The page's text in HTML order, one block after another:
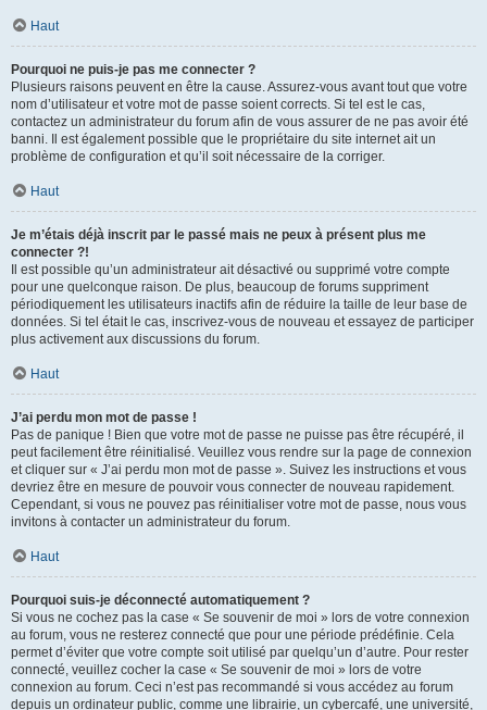
Haut
Pourquoi ne puis-je pas me connecter ?
Plusieurs raisons peuvent en être la cause. Assurez-vous avant tout que votre
nom d’utilisateur et votre mot de passe soient corrects. Si tel est le cas,
contactez un administrateur du forum afin de vous assurer de ne pas avoir été
banni. Il est également possible que le propriétaire du site internet ait un
problème de configuration et qu’il soit nécessaire de la corriger.
Haut
Je m’étais déjà inscrit par le passé mais ne peux à présent plus me
connecter ?!
Il est possible qu’un administrateur ait désactivé ou supprimé votre compte
pour une quelconque raison. De plus, beaucoup de forums suppriment
périodiquement les utilisateurs inactifs afin de réduire la taille de leur base de
données. Si tel était le cas, inscrivez-vous de nouveau et essayez de participer
plus activement aux discussions du forum.
Haut
J’ai perdu mon mot de passe !
Pas de panique ! Bien que votre mot de passe ne puisse pas être récupéré, il
peut facilement être réinitialisé. Veuillez vous rendre sur la page de connexion
et cliquer sur « J’ai perdu mon mot de passe ». Suivez les instructions et vous
devriez être en mesure de pouvoir vous connecter de nouveau rapidement.
Cependant, si vous ne pouvez pas réinitialiser votre mot de passe, nous vous
invitons à contacter un administrateur du forum.
Haut
Pourquoi suis-je déconnecté automatiquement ?
Si vous ne cochez pas la case « Se souvenir de moi » lors de votre connexion
au forum, vous ne resterez connecté que pour une période prédéfinie. Cela
permet d’éviter que votre compte soit utilisé par quelqu’un d’autre. Pour rester
connecté, veuillez cocher la case « Se souvenir de moi » lors de votre
connexion au forum. Ceci n’est pas recommandé si vous accédez au forum
depuis un ordinateur public, comme une librairie, un cybercafé, une université,